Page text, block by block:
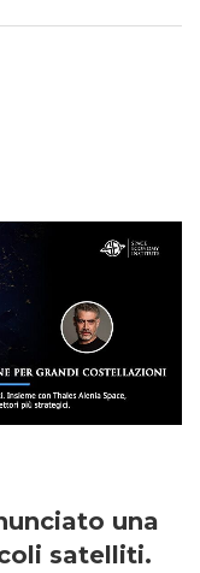
una
satelliti.